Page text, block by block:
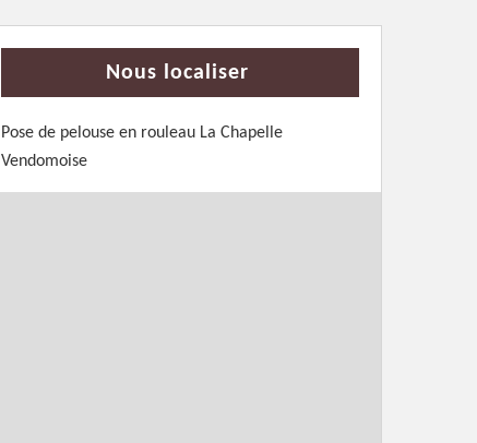
Nous localiser
Pose de pelouse en rouleau La Chapelle
Vendomoise